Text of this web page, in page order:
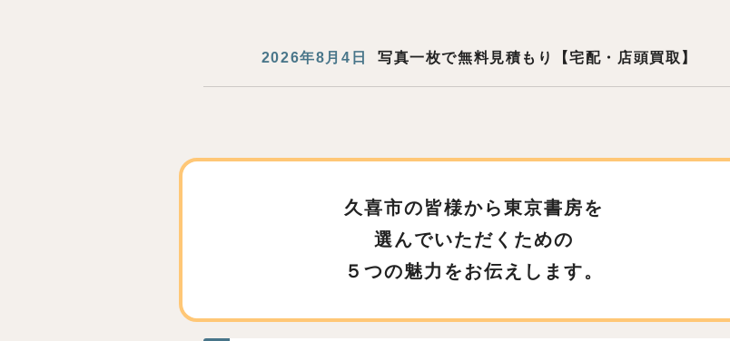
2026年8月4日 写真一枚で無料見積もり【宅配・店頭買取】
久喜市の皆様から東京書房を
選んでいただくための
５つの魅力をお伝えします。